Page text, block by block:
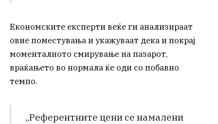
Економските експерти веќе ги анализираат
овие поместувања и укажуваат дека и покрај
моменталното смирување на пазарот,
враќањето во нормала ќе оди со побавно
темпо.
„Референтните цени се намалени